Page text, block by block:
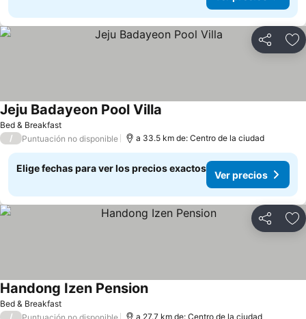
Compartir
Bed & Breakfast
Jeju Badayeon Pool Villa
/ Puntuación no disponible a 33.5 km de: Centro de la ciudad
Elige fechas para ver los precios exactos
Ver precios
Compartir
Bed & Breakfast
Handong Izen Pension
/ Puntuación no disponible a 27.7 km de: Centro de la ciudad